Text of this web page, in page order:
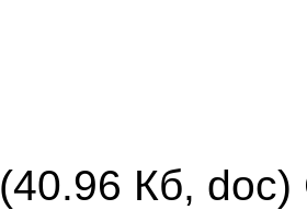
(40.96 Кб, doc)